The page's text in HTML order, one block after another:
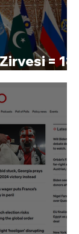
= 18.
Kongresi"